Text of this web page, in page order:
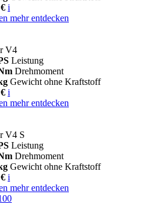
i
mehr entdecken
V4
Leistung
Drehmoment
Gewicht ohne Kraftstoff
i
mehr entdecken
V4 S
Leistung
Drehmoment
Gewicht ohne Kraftstoff
i
mehr entdecken